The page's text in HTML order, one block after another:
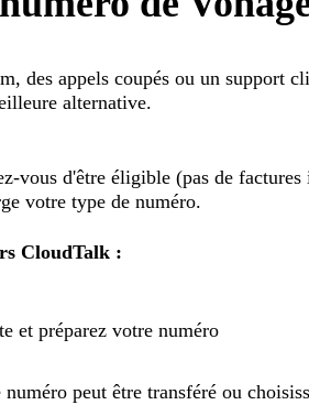
des appels coupés ou un
alternative.
vous d'être éligible (pas de
votre type de numéro.
CloudTalk :
et préparez votre numéro
peut être transféré ou